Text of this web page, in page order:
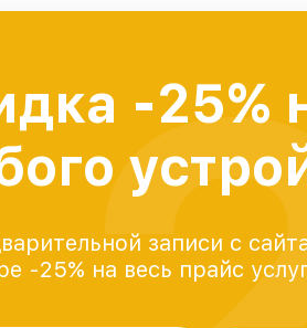
-25%
записи с
-25% на весь прайс